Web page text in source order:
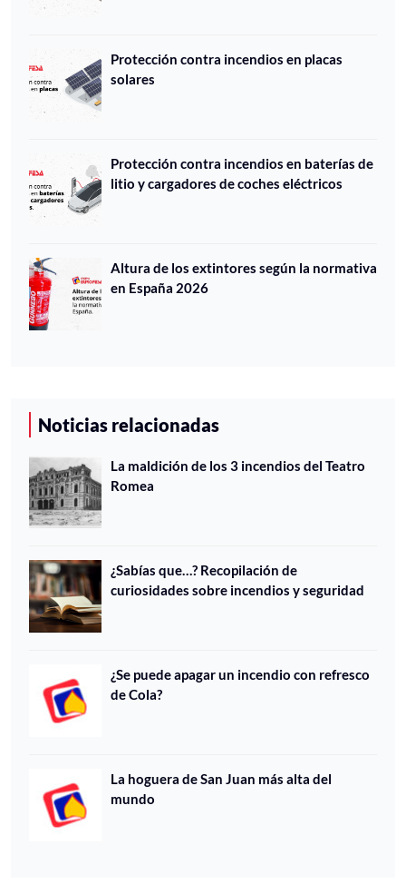
Protección contra incendios en placas
solares
Protección contra incendios en baterías de
litio y cargadores de coches eléctricos
Altura de los extintores según la normativa
en España 2026
Noticias relacionadas
La maldición de los 3 incendios del Teatro
Romea
¿Sabías que…? Recopilación de
curiosidades sobre incendios y seguridad
¿Se puede apagar un incendio con refresco
de Cola?
La hoguera de San Juan más alta del
mundo